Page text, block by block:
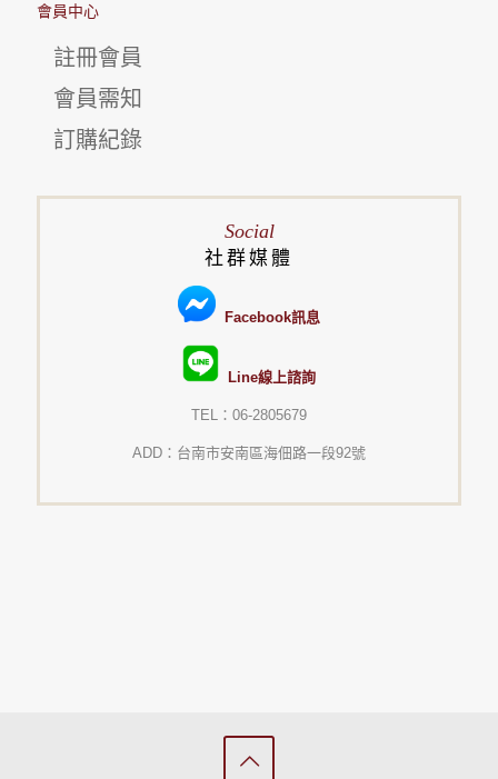
會員中心
註冊會員
會員需知
訂購紀錄
Social
社群媒體
Facebook訊息
Line線上諮詢
TEL：06-2805679
ADD：台南市安南區海佃路一段92號